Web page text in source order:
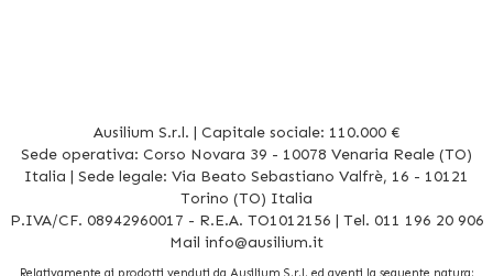
Ausilium S.r.l. | Capitale sociale: 110.000 €
Sede operativa: Corso Novara 39 - 10078 Venaria Reale (TO)
Italia | Sede legale: Via Beato Sebastiano Valfrè, 16 - 10121
Torino (TO) Italia
P.IVA/CF. 08942960017 - R.E.A. TO1012156 | Tel. 011 196 20 906
Mail info@ausilium.it